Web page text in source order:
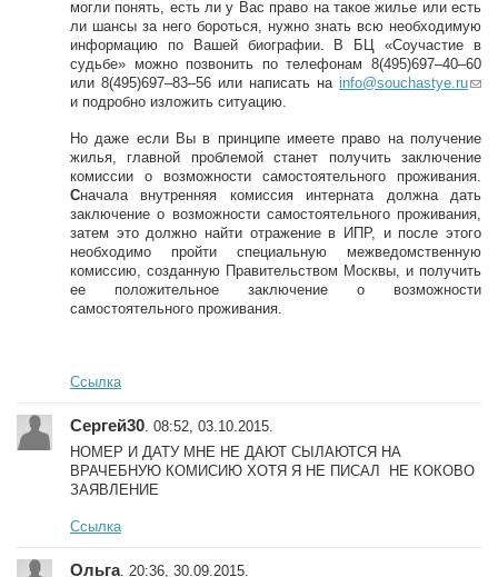
могли понять, есть ли у Вас право на такое жилье или есть
ли шансы за него бороться, нужно знать всю необходимую
информацию по Вашей биографии. В БЦ «Соучастие в
судьбе» можно позвонить по телефонам 8(495)697–40–60
или 8(495)697–83–56 или написать на info@souchastye.ru(li
s
e
n
d
s
e-
m
ai
l)
и подробно изложить ситуацию.
Но даже если Вы в принципе имеете право на получение
жилья, главной проблемой станет получить заключение
комиссии о возможности самостоятельного проживания.
Сначала внутренняя комиссия интерната должна дать
заключение о возможности самостоятельного проживания,
затем это должно найти отражение в ИПР, и после этого
необходимо пройти специальную межведомственную
комиссию, созданную Правительством Москвы, и получить
ее положительное заключение о возможности
самостоятельного проживания.
Ссылка
Сергей30 . 08:52, 03.10.2015.
НОМЕР И ДАТУ МНЕ НЕ ДАЮТ СЫЛАЮТСЯ НА
ВРАЧЕБНУЮ КОМИСИЮ ХОТЯ Я НЕ ПИСАЛ НЕ КОКОВО
ЗАЯВЛЕНИЕ
Ссылка
Ольга. 20:36, 30.09.2015.